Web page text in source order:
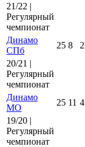
21/22 |
Регулярный
чемпионат
Динамо
СПб
25 8 2
20/21 |
Регулярный
чемпионат
Динамо
МО
25 11 4
19/20 |
Регулярный
чемпионат